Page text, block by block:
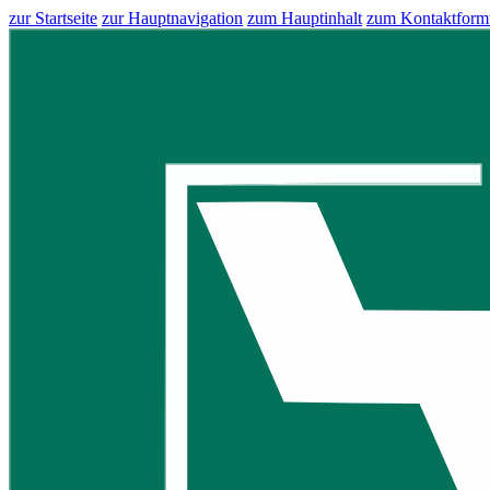
zur Startseite zur Hauptnavigation zum Hauptinhalt zum